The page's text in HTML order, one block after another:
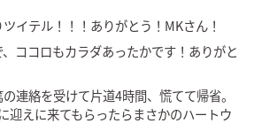
イテル！！！ありがとう！MKさん！
ココロもカラダあったかです！ありがと
連絡を受けて片道4時間、慌てて帰省。
迎えに来てもらったらまさかのハートウ